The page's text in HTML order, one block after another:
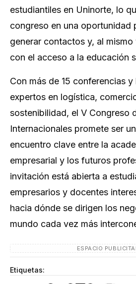
estudiantiles en Uninorte, lo
congreso en una oportunidad
generar contactos y, al
con el acceso a la educación
Con más de 15 conferencias
expertos en logística,
sostenibilidad, el V Congreso
Internacionales promete ser
encuentro clave entre la
empresarial y los futuros
invitación está abierta a
empresarios y docentes
hacia dónde se dirigen los
mundo cada vez más
ESPACIO
Etiquetas: